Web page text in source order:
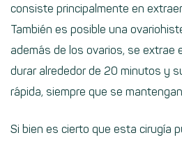
consiste principalmente en
También es posible una
además de los ovarios, se extrae
durar alrededor de 20 minutos y
rápida, siempre que se
Si bien es cierto que esta cirugía